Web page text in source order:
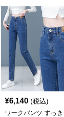
¥6,140 (税込)
ワークパンツ すっき